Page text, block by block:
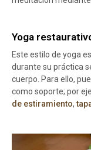
Yoga
Este estilo de yoga
durante su práctica
cuerpo. Para ello,
como soporte; por
de estiramiento,